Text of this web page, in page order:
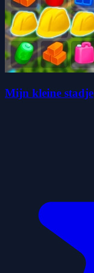
Mijn kleine stadje